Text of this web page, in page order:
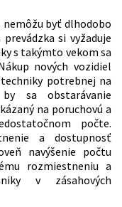
nemôžu byť dlhodobo
si vyžaduje
s takýmto vekom sa
nových vozidiel
potrebnej na
sa obstarávanie
na poruchovú a
počte.
a dostupnosť
navýšenie počtu
rozmiestneniu a
v zásahových